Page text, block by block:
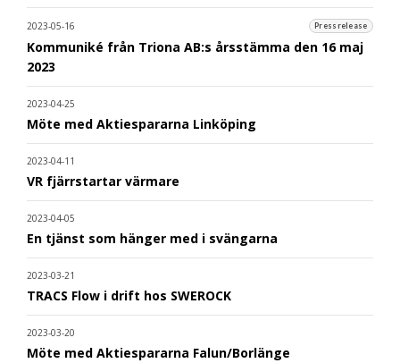
2023-05-16 Pressrelease
Kommuniké från Triona AB:s årsstämma den 16 maj
2023
2023-04-25
Möte med Aktiespararna Linköping
2023-04-11
VR fjärrstartar värmare
2023-04-05
En tjänst som hänger med i svängarna
2023-03-21
TRACS Flow i drift hos SWEROCK
2023-03-20
Möte med Aktiespararna Falun/Borlänge